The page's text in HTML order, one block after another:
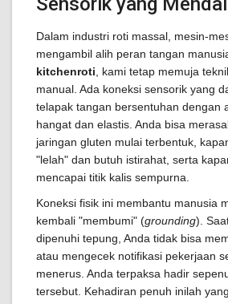
Dalam industri roti massal, mesin-
mengambil alih peran tangan
kitchenroti , kami tetap memuja
manual. Ada koneksi sensorik yang
telapak tangan bersentuhan dengan
hangat dan elastis. Anda bisa
jaringan gluten mulai terbentuk,
"lelah" dan butuh istirahat, serta
mencapai titik kalis sempurna.
Koneksi fisik ini membantu manusia
kembali "membumi" (grounding).
dipenuhi tepung, Anda tidak bisa
atau mengecek notifikasi pekerjaan
menerus. Anda terpaksa hadir
tersebut. Kehadiran penuh inilah